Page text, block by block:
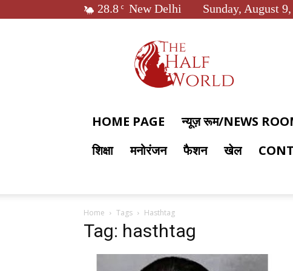
28.8 C New Delhi Sunday, August
World
HOME PAGE न्यूज़ रूम/NEWS
शिक्षा
मनोरंजन फैशन खेल
Home Tags Hasthtag
Tag: hasthtag